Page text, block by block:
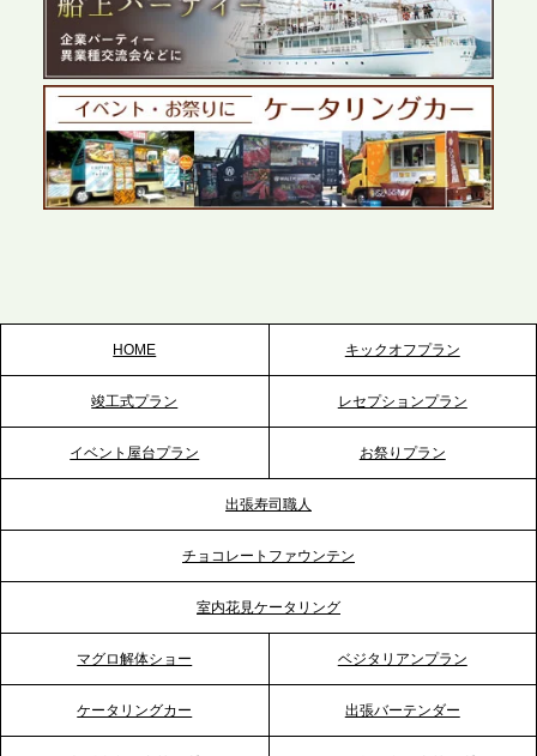
2026.5.27
プレスリリースのご案内｜ケータリングのセカンド
テーブル、千葉本社を新設。幕張・舞浜の大型イベ
ントから主要都市の社内懇親会まで、現地拠点を活
かしたスムーズな対応を展開
2026.5.22
2026.5.20
プレスリリースのご案内｜ケータリングのセカンド
2026.5.12
プレスリリースのご案内｜ケータリングのセカンド
プレスリリースのご案内｜「温かな食」が会話のス
イッチに。新入社員研修で《食体験としてのケータ
HOME キックオフプラン
竣工式プラン レセプションプラン
イベント屋台プラン お祭りプラン
出張寿司職人
チョコレートファウンテン
室内花見ケータリング
マグロ解体ショー ベジタリアンプラン
ケータリングカー 出張バーテンダー